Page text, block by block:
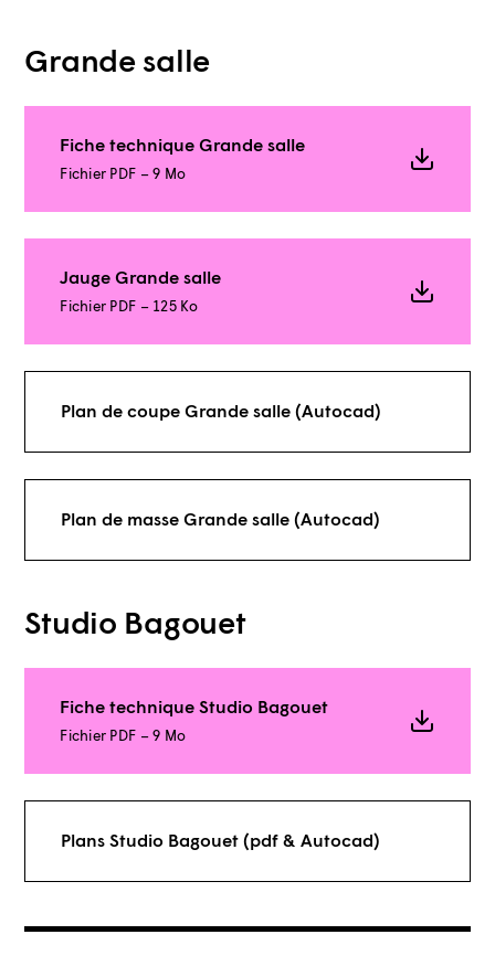
Grande salle
Fiche technique Grande salle
Fichier PDF – 9 Mo
Jauge Grande salle
Fichier PDF – 125 Ko
Plan de coupe Grande salle (Autocad)
Plan de masse Grande salle (Autocad)
Studio Bagouet
Fiche technique Studio Bagouet
Fichier PDF – 9 Mo
Plans Studio Bagouet (pdf & Autocad)